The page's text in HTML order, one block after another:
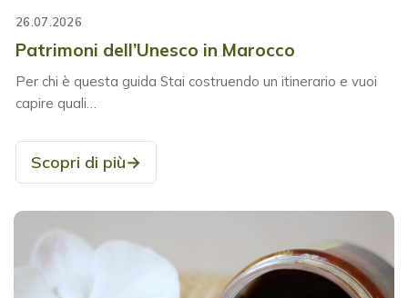
26.07.2026
Patrimoni dell’Unesco in Marocco
Per chi è questa guida Stai costruendo un itinerario e vuoi
capire quali…
Scopri di più→